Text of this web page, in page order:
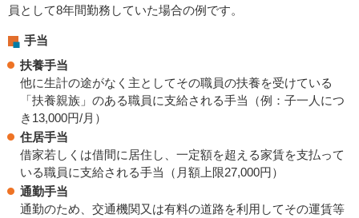
員として8年間勤務していた場合の例です。
手当
扶養手当
他に生計の途がなく主としてその職員の扶養を受けている
「扶養親族」のある職員に支給される手当（例：子一人につ
き13,000円/月）
住居手当
借家若しくは借間に居住し、一定額を超える家賃を支払って
いる職員に支給される手当（月額上限27,000円）
通勤手当
通勤のため、交通機関又は有料の道路を利用してその運賃等